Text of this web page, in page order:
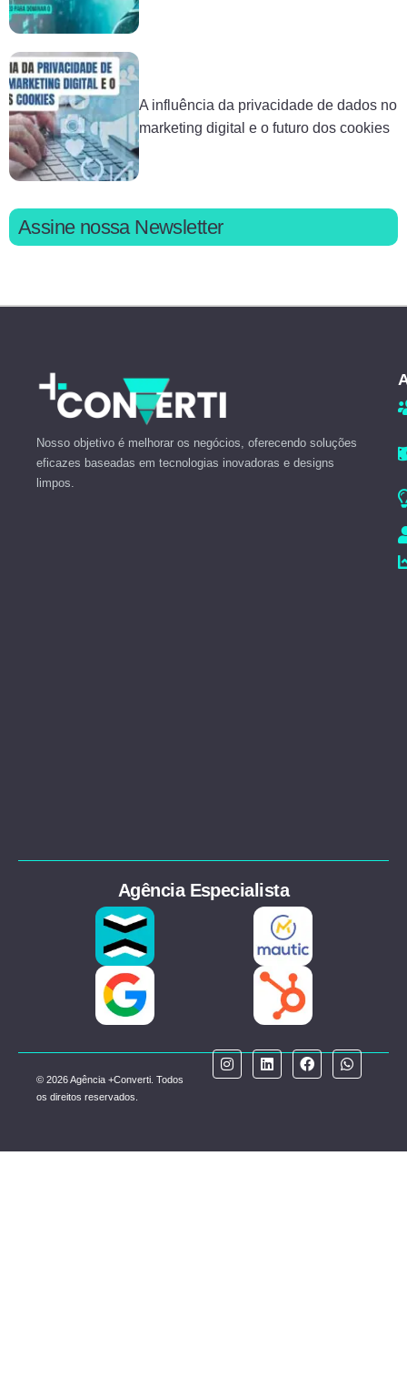
A influência da privacidade de dados no
marketing digital e o futuro dos cookies
Assine nossa Newsletter
Nosso objetivo é melhorar os negócios, oferecendo soluções
eficazes baseadas em tecnologias inovadoras e designs
limpos.
Agência Especialista
© 2026 Agência +Converti. Todos
os direitos reservados.